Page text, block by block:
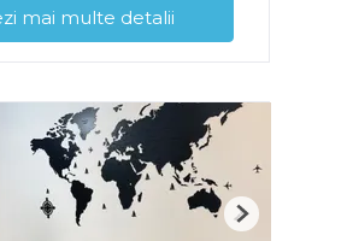
mai multe detalii
Next